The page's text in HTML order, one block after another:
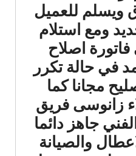
ويسلم للعميل
ومع استلام
اصلاح
في حالة تكرر
مجانا كما
زانوسى فريق
جاهز دائما
والصيانة